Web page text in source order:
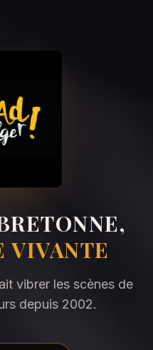
VIVANTE
vibrer les scènes de
depuis 2002.